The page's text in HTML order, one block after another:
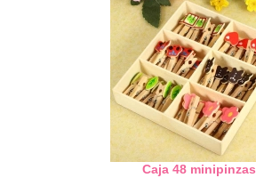
Caja 48 minipinzas